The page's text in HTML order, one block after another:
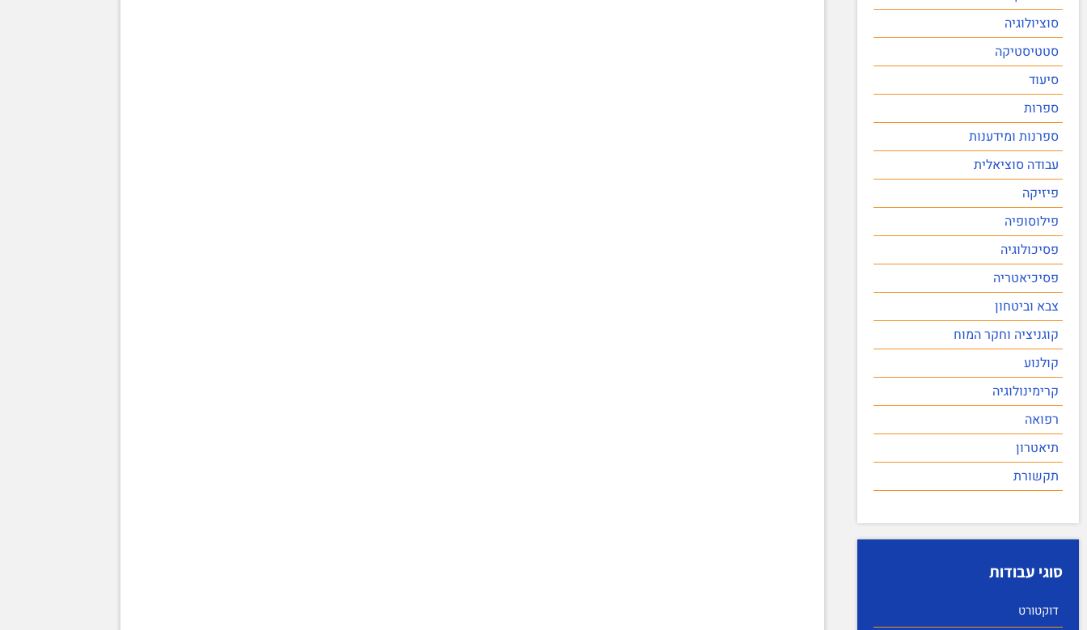
סוציולוגיה
סטטיסטיקה
סיעוד
ספרות
ספרנות ומידענות
עבודה סוציאלית
פיזיקה
פילוסופיה
פסיכולוגיה
פסיכיאטריה
צבא וביטחון
קוגניציה וחקר המוח
קולנוע
קרימינולוגיה
רפואה
תיאטרון
תקשורת
סוגי עבודות
דוקטורט